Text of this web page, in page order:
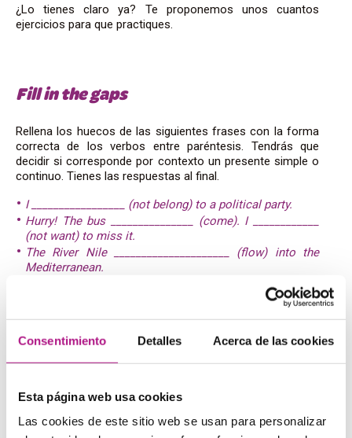
Consentimiento Detalles Acerca de las cookies
Esta página web usa cookies
Las cookies de este sitio web se usan para personalizar
¿Lo tienes claro ya? Te proponemos unos cuantos
ejercicios para que practiques.
Fill in the gaps
Rellena los huecos de las siguientes frases con la forma
correcta de los verbos entre paréntesis. Tendrás que
decidir si corresponde por contexto un presente simple o
continuo. Tienes las respuestas al final.
I _________________ (not belong) to a political party.
Hurry! The bus _______________ (come). I ____________
(not want) to miss it.
The River Nile _____________________ (flow) into the
Mediterranean.
The river _________________ (flow) very fast today, more
garden.
I can’t drive, but I _________________ (learn).
need) it.
enjoy) this one very much.